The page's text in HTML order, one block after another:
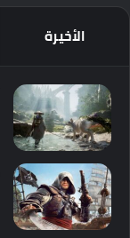
الأخيرة